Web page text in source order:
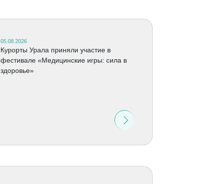
05.08.2026
Курорты Урала приняли участие в
фестивале «Медицинские игры: сила в
здоровье»